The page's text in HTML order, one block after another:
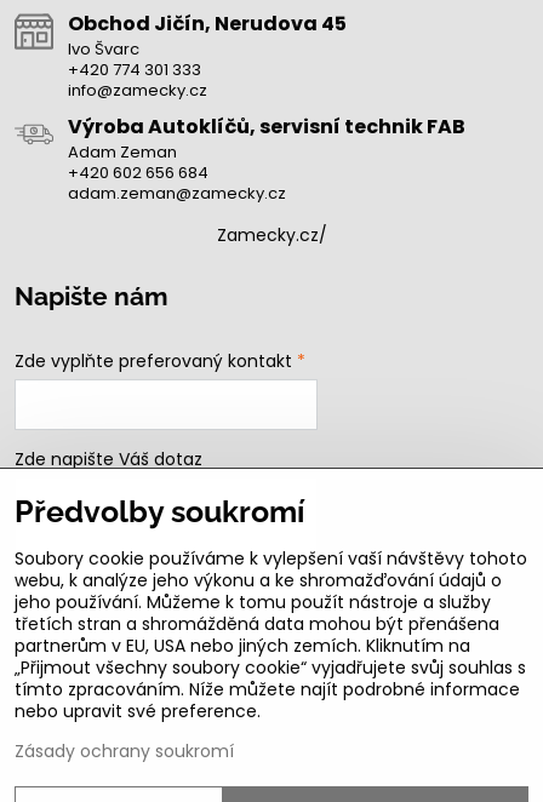
Obchod Jičín, Nerudova 45
Ivo Švarc
+420 774 301 333
info@zamecky.cz
Výroba Autoklíčů, servisní technik FAB
Adam Zeman
+420 602 656 684
adam.zeman@zamecky.cz
Zamecky.cz/
Napište nám
Zde vyplňte preferovaný kontakt *
Zde napište Váš dotaz
Odeslat
B2b podmínky pro registrované partnery
Předvolby soukromí
Soubory cookie používáme k vylepšení vaší návštěvy tohoto
webu, k analýze jeho výkonu a ke shromažďování údajů o
jeho používání. Můžeme k tomu použít nástroje a služby
třetích stran a shromážděná data mohou být přenášena
partnerům v EU, USA nebo jiných zemích. Kliknutím na
„Přijmout všechny soubory cookie“ vyjadřujete svůj souhlas s
tímto zpracováním. Níže můžete najít podrobné informace
nebo upravit své preference.
Zásady ochrany soukromí